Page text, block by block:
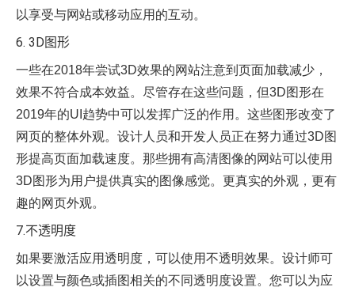
以享受与网站或移动应用的互动。
6. 3D图形
一些在2018年尝试3D效果的网站注意到页面加载减少，
效果不符合成本效益。尽管存在这些问题，但3D图形在
2019年的UI趋势中可以发挥广泛的作用。这些图形改变了
网页的整体外观。设计人员和开发人员正在努力通过3D图
形提高页面加载速度。那些拥有高清图像的网站可以使用
3D图形为用户提供真实的图像感觉。更真实的外观，更有
趣的网页外观。
7.不透明度
如果要激活应用透明度，可以使用不透明效果。设计师可
以设置与颜色或插图相关的不同透明度设置。您可以为应